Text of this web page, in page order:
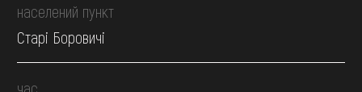
населений пункт
Старі Боровичі
час